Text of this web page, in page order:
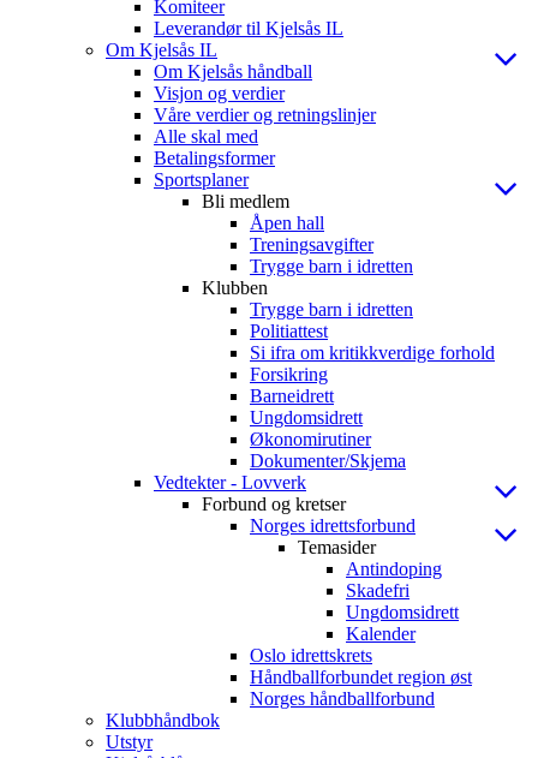
Komiteer
Leverandør til Kjelsås IL
Om Kjelsås IL
Om Kjelsås håndball
Visjon og verdier
Våre verdier og retningslinjer
Alle skal med
Betalingsformer
Sportsplaner
Bli medlem
Åpen hall
Treningsavgifter
Trygge barn i idretten
Klubben
Trygge barn i idretten
Politiattest
Si ifra om kritikkverdige forhold
Forsikring
Barneidrett
Ungdomsidrett
Økonomirutiner
Dokumenter/Skjema
Vedtekter - Lovverk
Forbund og kretser
Norges idrettsforbund
Temasider
Antindoping
Skadefri
Ungdomsidrett
Kalender
Oslo idrettskrets
Håndballforbundet region øst
Norges håndballforbund
Klubbhåndbok
Utstyr